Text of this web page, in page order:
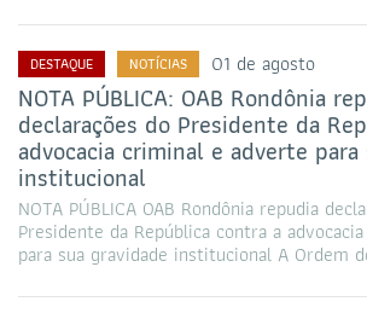
DESTAQUE NOTÍCIAS 01 de agosto
NOTA PÚBLICA: OAB Rondônia
declarações do Presidente da
advocacia criminal e adverte para
institucional
NOTA PÚBLICA OAB Rondônia repudia
Presidente da República contra a
para sua gravidade institucional A Ordem